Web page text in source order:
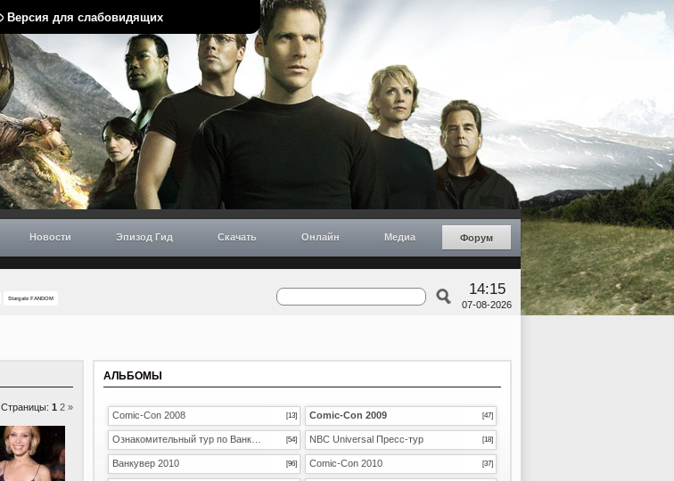
Версия для слабовидящих
Новости Эпизод Гид Скачать Онлайн Медиа Форум
Stargate FANDOM
14:15
07-08-2026
Страницы: 1 2 »
АЛЬБОМЫ
Comic-Con 2008 [13] Comic-Con 2009 [47]
[54] NBC Universal Пресс-тур [18]
Ванкувер 2010 [96] Comic-Con 2010 [37]